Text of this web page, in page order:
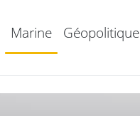
Marine Géopolitique